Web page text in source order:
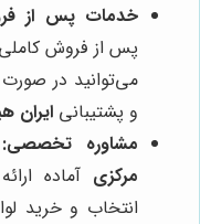
خدمات پس از
پس از فروش
می‌توانید در
و پشتیبانی ایران
مشاوره تخصصی:
مرکزی آماده
انتخاب و خرید